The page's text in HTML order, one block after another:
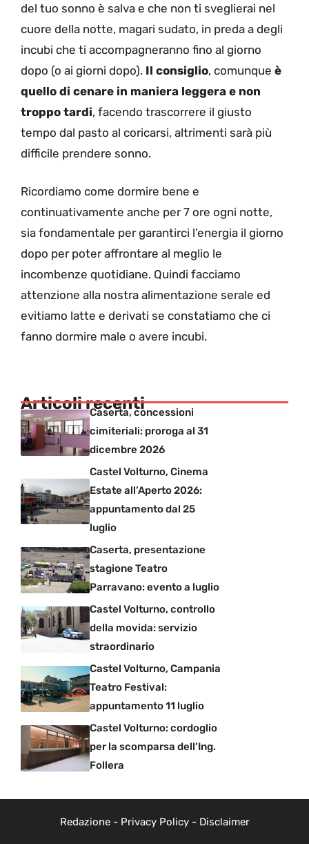
del tuo sonno è salva e che non ti sveglierai nel
cuore della notte, magari sudato, in preda a degli
incubi che ti accompagneranno fino al giorno
dopo (o ai giorni dopo). Il consiglio, comunque è
quello di cenare in maniera leggera e non
troppo tardi, facendo trascorrere il giusto
tempo dal pasto al coricarsi, altrimenti sarà più
difficile prendere sonno.
Ricordiamo come dormire bene e
continuativamente anche per 7 ore ogni notte,
sia fondamentale per garantirci l’energia il giorno
dopo per poter affrontare al meglio le
incombenze quotidiane. Quindi facciamo
attenzione alla nostra alimentazione serale ed
evitiamo latte e derivati se constatiamo che ci
fanno dormire male o avere incubi.
Articoli recenti
Caserta, concessioni
cimiteriali: proroga al 31
dicembre 2026
Castel Volturno, Cinema
Estate all’Aperto 2026:
appuntamento dal 25
luglio
Caserta, presentazione
stagione Teatro
Parravano: evento a luglio
Castel Volturno, controllo
della movida: servizio
straordinario
Castel Volturno, Campania
Teatro Festival:
appuntamento 11 luglio
Castel Volturno: cordoglio
per la scomparsa dell’Ing.
Follera
Redazione- Privacy Policy- Disclaimer